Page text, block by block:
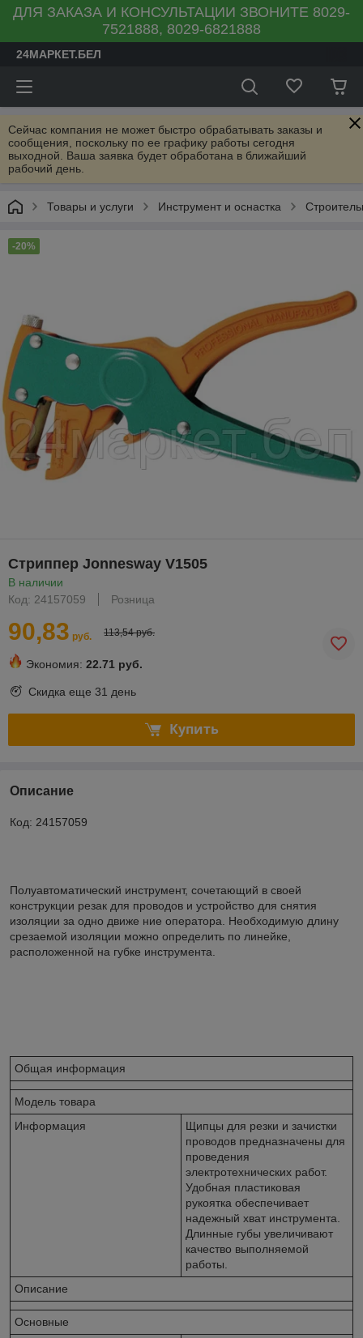
ДЛЯ ЗАКАЗА И КОНСУЛЬТАЦИИ ЗВОНИТЕ 8029-
7521888, 8029-6821888
24МАРКЕТ.БЕЛ
Сейчас компания не может быстро обрабатывать заказы и
сообщения, поскольку по ее графику работы сегодня
выходной. Ваша заявка будет обработана в ближайший
рабочий день.
Товары и услуги Инструмент и оснастка
-20%
Стриппер Jonnesway V1505
В наличии
Код: 24157059
Розница
90,83 руб. 113,54 руб.
Экономия: 22.71 руб.
Скидка еще 31 день
Купить
Описание
Код: 24157059
Полуавтоматический инструмент, сочетающий в своей
конструкции резак для проводов и устройство для снятия
изоляции за одно движе ние оператора. Необходимую длину
срезаемой изоляции можно определить по линейке,
расположенной на губке инструмента.
Общая информация
Модель товара
Информация
Щипцы для резки и зачистки
проводов предназначены для
проведения
электротехнических работ.
Удобная пластиковая
рукоятка обеспечивает
надежный хват инструмента.
Длинные губы увеличивают
качество выполняемой
работы.
Описание
Основные